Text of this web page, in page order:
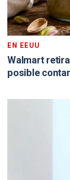
EN EEUU
Walmart
posible